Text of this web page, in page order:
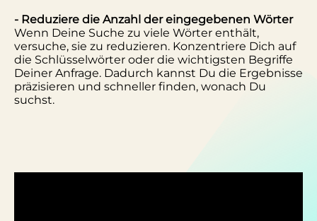
- Reduziere die Anzahl der eingegebenen Wörter
Wenn Deine Suche zu viele Wörter enthält,
versuche, sie zu reduzieren. Konzentriere Dich auf
die Schlüsselwörter oder die wichtigsten Begriffe
Deiner Anfrage. Dadurch kannst Du die Ergebnisse
präzisieren und schneller finden, wonach Du
suchst.